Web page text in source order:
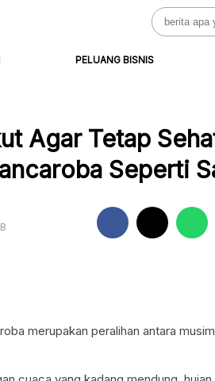
Search
for:
PELUANG BISNIS
Agar Tetap
Seperti
merupakan peralihan antara